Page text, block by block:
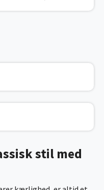
stil med